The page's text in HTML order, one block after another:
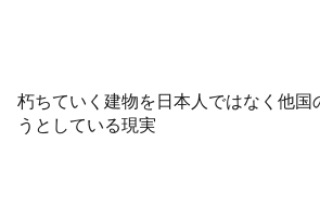
朽ちていく建物を日本人ではなく他国
うとしている現実